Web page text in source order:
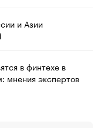
и Азии
в финтехе в
экспертов